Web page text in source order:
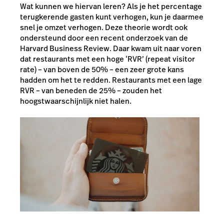
Wat kunnen we hiervan leren? Als je het percentage
terugkerende gasten kunt verhogen, kun je daarmee
snel je omzet verhogen. Deze theorie wordt ook
ondersteund door een recent onderzoek van de
Harvard Business Review. Daar kwam uit naar voren
dat restaurants met een hoge ‘RVR’ (repeat visitor
rate) – van boven de 50% – een zeer grote kans
hadden om het te redden. Restaurants met een lage
RVR – van beneden de 25% – zouden het
hoogstwaarschijnlijk niet halen.